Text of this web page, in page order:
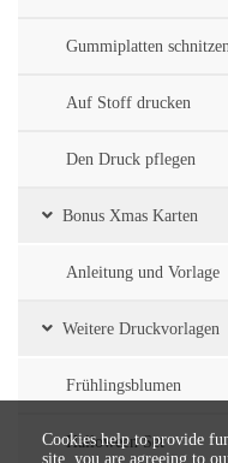
Gummiplatten
Auf Stoff drucken
Den Druck pflegen
Bonus Xmas Karten
Anleitung und Vorlage
Weitere Druckvorlagen
Frühlingsblumen
Halloween Set
Cookies help to provide
site, you are agreeing to